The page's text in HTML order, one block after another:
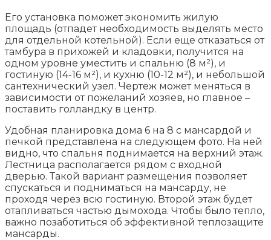
Его установка поможет экономить жилую
площадь (отпадет необходимость выделять место
для отдельной котельной). Если еще отказаться от
тамбура в прихожей и кладовки, получится на
одном уровне уместить и спальню (8 м²), и
гостиную (14-16 м²), и кухню (10-12 м²), и небольшой
сантехнический узел. Чертеж может меняться в
зависимости от пожеланий хозяев, но главное –
поставить голландку в центр.
Удобная планировка дома 6 на 8 с мансардой и
печкой представлена на следующем фото. На ней
видно, что спальня поднимается на верхний этаж.
Лестница располагается рядом с входной
дверью. Такой вариант размещения позволяет
спускаться и подниматься на мансарду, не
проходя через всю гостиную. Второй этаж будет
отапливаться частью дымохода. Чтобы было тепло,
важно позаботиться об эффективной теплозащите
мансарды.